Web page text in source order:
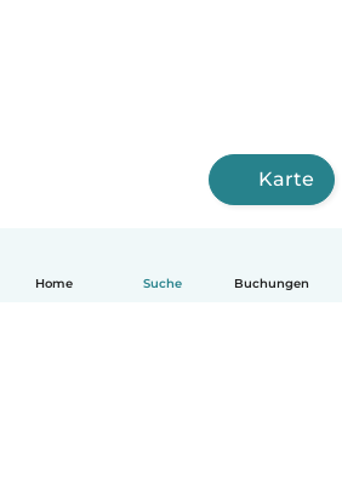
Home Suche Buchungen
Karte